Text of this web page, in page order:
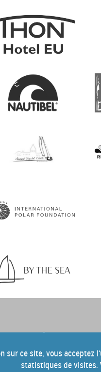
sur ce site, vous acceptez
statistiques de visites.
e
à notre